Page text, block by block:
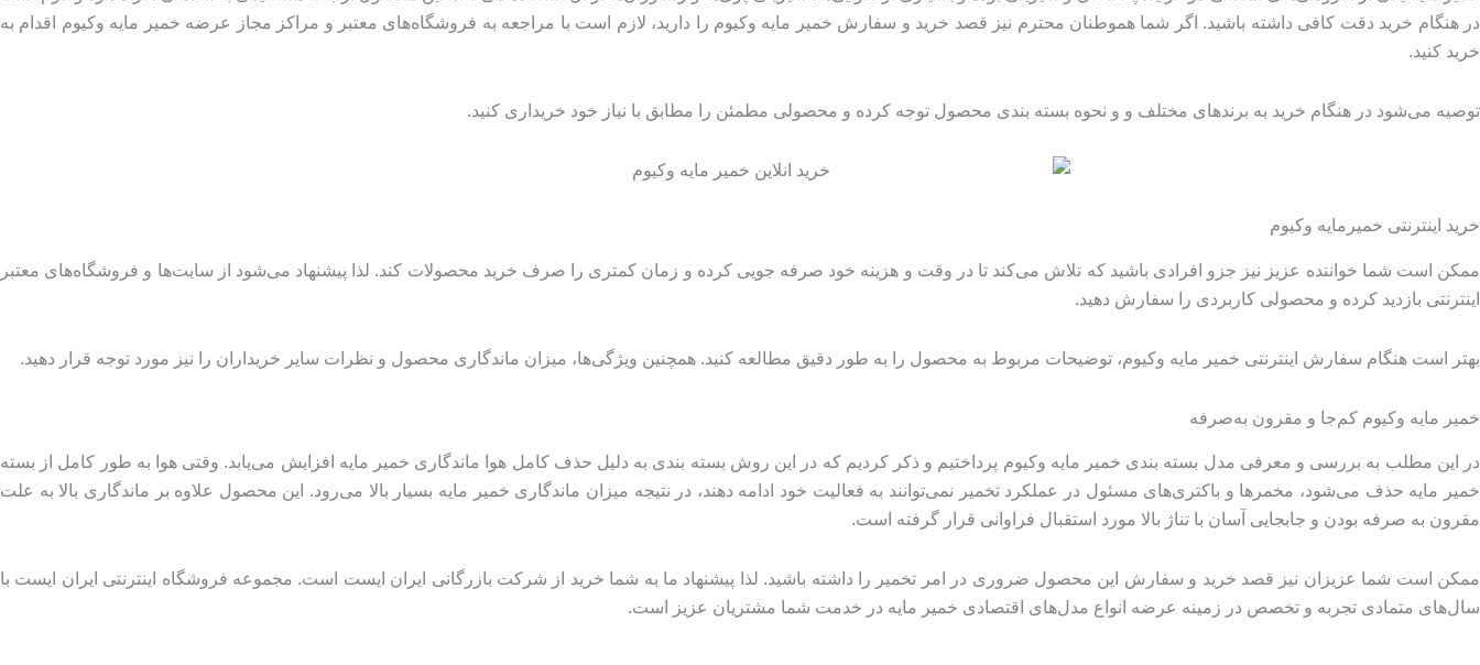
در هنگام خرید دقت کافی داشته باشید. اگر شما هموطنان محترم نیز قصد خرید و سفارش خمیر مایه وکیوم را دارید، لازم است با مراجعه به فروشگاه‌های معتبر و مراکز مجاز عرضه خمیر مایه وکیوم اقدام به
خرید کنید.
توصیه می‌شود در هنگام خرید به برندهای مختلف و و نحوه بسته بندی محصول توجه کرده و محصولی مطمئن را مطابق با نیاز خود خریداری کنید.
خرید اینترنتی خمیرمایه وکیوم
ممکن است شما خواننده عزیز نیز جزو افرادی باشید که تلاش می‌کند تا در وقت و هزینه خود صرفه جویی کرده و زمان کمتری را صرف خرید محصولات کند. لذا پیشنهاد می‌شود از سایت‌ها و فروشگاه‌های معتبر
اینترنتی بازدید کرده و محصولی کاربردی را سفارش دهید.
بهتر است هنگام سفارش اینترنتی خمیر مایه وکیوم، توضیحات مربوط به محصول را به طور دقیق مطالعه کنید. همچنین ویژگی‌ها، میزان ماندگاری محصول و نظرات سایر خریداران را نیز مورد توجه قرار دهید.
خمیر مایه وکیوم کم‌جا و مقرون به‌صرفه
در این مطلب به بررسی و معرفی مدل بسته بندی خمیر مایه وکیوم پرداختیم و ذکر کردیم که در این روش بسته بندی به دلیل حذف کامل هوا ماندگاری خمیر مایه افزایش می‌یابد. وقتی هوا به طور کامل از بسته
خمیر مایه حذف می‌شود، مخمرها و باکتری‌های مسئول در عملکرد تخمیر نمی‌توانند به فعالیت خود ادامه دهند، در نتیجه میزان ماندگاری خمیر مایه بسیار بالا می‌رود. این محصول علاوه بر ماندگاری بالا به علت
مقرون به صرفه بودن و جابجایی آسان با تناژ بالا مورد استقبال فراوانی قرار گرفته است.
ممکن است شما عزیزان نیز قصد خرید و سفارش این محصول ضروری در امر تخمیر را داشته باشید. لذا پیشنهاد ما به شما خرید از شرکت بازرگانی ایران ایست است. مجموعه فروشگاه اینترنتی ایران ایست با
سال‌های متمادی تجربه و تخصص در زمینه عرضه انواع مدل‌های اقتصادی خمیر مایه در خدمت شما مشتریان عزیز است.